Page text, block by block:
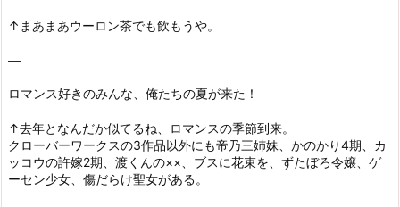
↑まあまあウーロン茶でも飲もうや。
—
ロマンス好きのみんな、俺たちの夏が来た！
↑去年となんだか似てるね、ロマンスの季節到来。
クローバーワークスの3作品以外にも帝乃三姉妹、かのかり4期、カ
ッコウの許嫁2期、渡くんの××、ブスに花束を、ずたぼろ令嬢、ゲ
ーセン少女、傷だらけ聖女がある。